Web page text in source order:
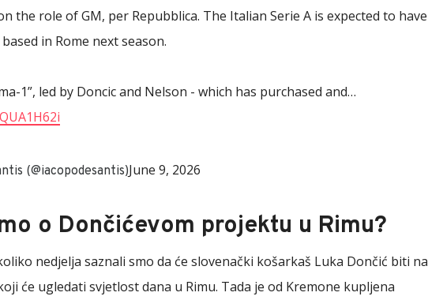
the role of GM, per Repubblica. The Italian Serie A is expected to have
in Rome next season.
1”, led by Doncic and Nelson - which has purchased and…
(@iacopodesantis)June 9, 2026
o Dončićevom projektu u Rimu?
nedjelja saznali smo da će slovenački košarkaš Luka Dončić biti na
će ugledati svjetlost dana u Rimu. Tada je od Kremone kupljena